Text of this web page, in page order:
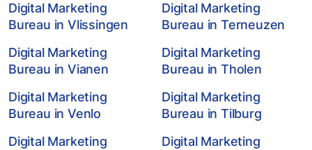
Digital Marketing
Bureau in Vlissingen
Digital Marketing
Bureau in Terneuzen
Digital Marketing
Bureau in Vianen
Digital Marketing
Bureau in Tholen
Digital Marketing
Bureau in Venlo
Digital Marketing
Bureau in Tilburg
Digital Marketing
Digital Marketing